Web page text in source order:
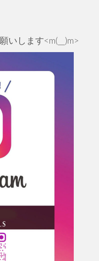
いします<m(__)m>